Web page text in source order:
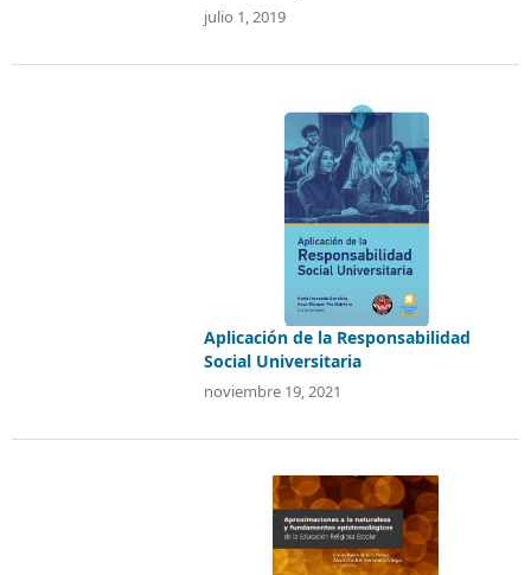
julio 1, 2019
Aplicación de la Responsabilidad
Social Universitaria
noviembre 19, 2021